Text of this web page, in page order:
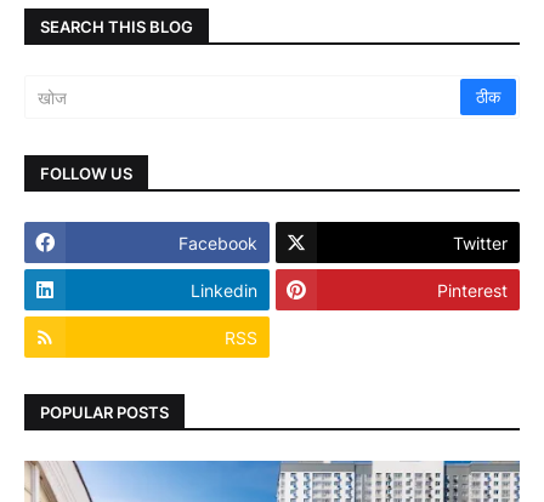
SEARCH THIS BLOG
FOLLOW US
Facebook Twitter
Linkedin Pinterest
RSS
POPULAR POSTS